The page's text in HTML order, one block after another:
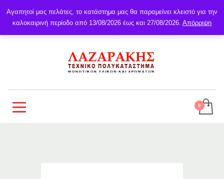
Αγαπητοί μας πελάτες, το κατάστημα μας θα παραμείνει κλειστό για την
καλοκαιρινή περίοδο από 13/08/2026 έως και 27/08/2026. Απόρριψη